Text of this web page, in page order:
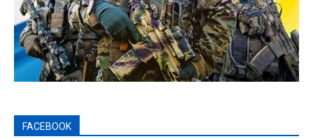
FACEBOOK